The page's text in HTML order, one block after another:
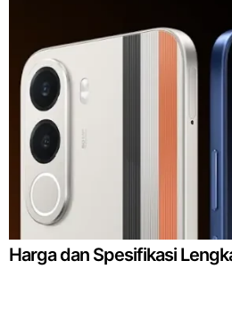
Harga dan Spesifikasi